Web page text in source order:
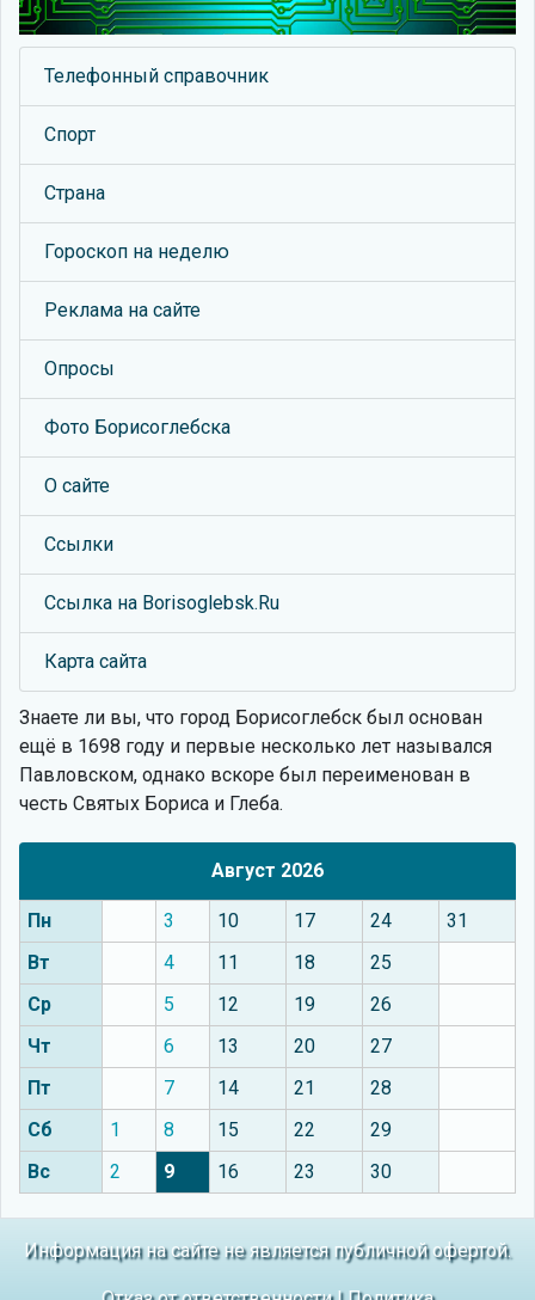
Телефонный справочник
Спорт
Страна
Гороскоп на неделю
Реклама на сайте
Опросы
Фото Борисоглебска
О сайте
Ссылки
Ссылка на Borisoglebsk.Ru
Карта сайта
Знаете ли вы, что город Борисоглебск был основан
ещё в 1698 году и первые несколько лет назывался
Павловском, однако вскоре был переименован в
честь Святых Бориса и Глеба.
Август 2026
Пн 3 10 17 24
31
Вт
4 11 18
25
Ср
5 12 19
26
Чт
6 13 20
27
Пт
7 14 21
28
Сб
1 8 15 22
29
Вс
2 9 16 23 30
Информация на сайте не является публичной офертой.